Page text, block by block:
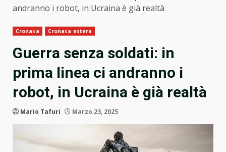
andranno i robot, in Ucraina è già realtà
Cronaca Cronaca estera
Guerra senza soldati: in
prima linea ci andranno i
robot, in Ucraina è già realtà
Mario Tafuri Marzo 23, 2025